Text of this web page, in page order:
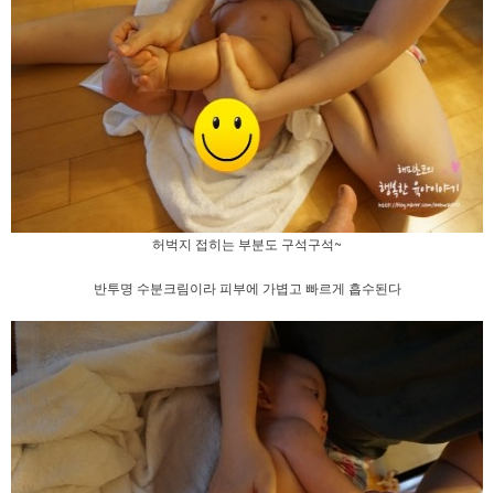
허벅지 접히는 부분도 구석구석~
반투명 수분크림이라 피부에 가볍고 빠르게 흡수된다